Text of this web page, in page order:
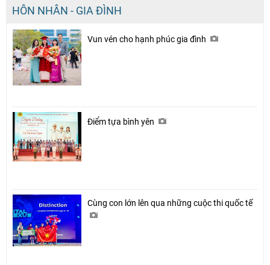
HÔN NHÂN - GIA ĐÌNH
Vun vén cho hạnh phúc gia đình
Điểm tựa bình yên
Cùng con lớn lên qua những cuộc thi quốc tế